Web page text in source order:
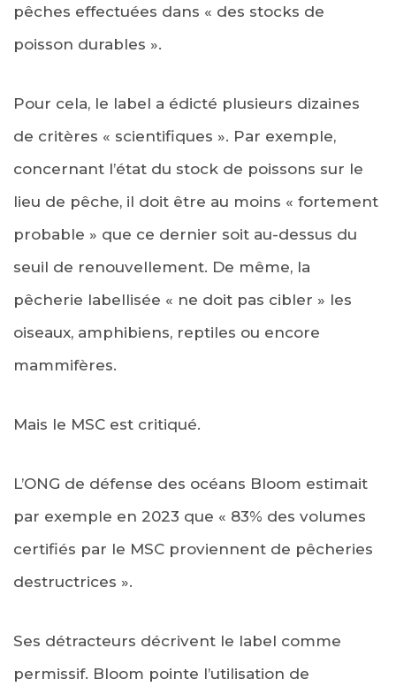
pêches effectuées dans « des stocks de
poisson durables ».
Pour cela, le label a édicté plusieurs dizaines
de critères « scientifiques ». Par exemple,
concernant l’état du stock de poissons sur le
lieu de pêche, il doit être au moins « fortement
probable » que ce dernier soit au-dessus du
seuil de renouvellement. De même, la
pêcherie labellisée « ne doit pas cibler » les
oiseaux, amphibiens, reptiles ou encore
mammifères.
Mais le MSC est critiqué.
L’ONG de défense des océans Bloom estimait
par exemple en 2023 que « 83% des volumes
certifiés par le MSC proviennent de pêcheries
destructrices ».
Ses détracteurs décrivent le label comme
permissif. Bloom pointe l’utilisation de